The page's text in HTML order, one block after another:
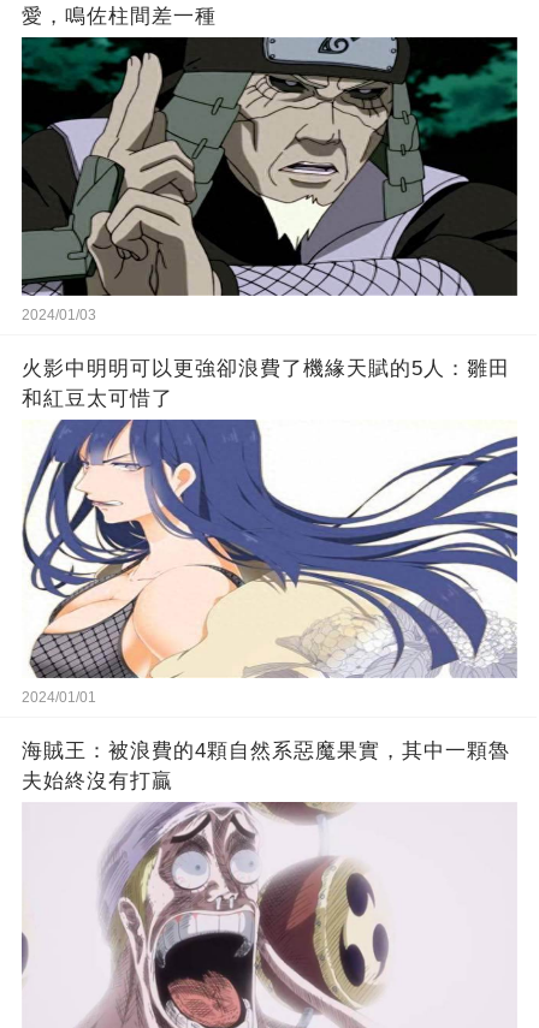
愛，鳴佐柱間差一種
2024/01/03
火影中明明可以更強卻浪費了機緣天賦的5人：雛田
和紅豆太可惜了
2024/01/01
海賊王：被浪費的4顆自然系惡魔果實，其中一顆魯
夫始終沒有打贏